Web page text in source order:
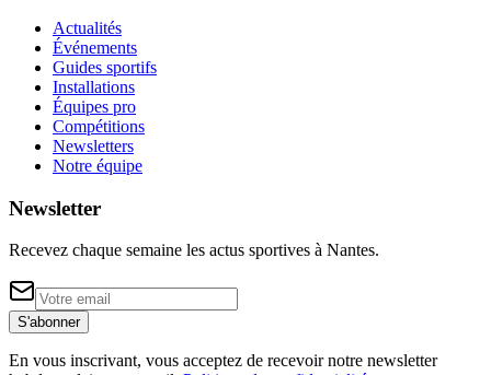
Actualités
Événements
Guides sportifs
Installations
Équipes pro
Compétitions
Newsletters
Notre équipe
Newsletter
Recevez chaque semaine les actus sportives à Nantes.
S'abonner
En vous inscrivant, vous acceptez de recevoir notre newsletter